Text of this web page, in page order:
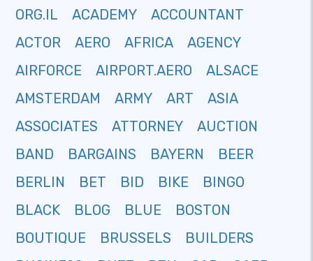
ORG.IL
ACADEMY
ACCOUNTANT
ACTOR
AERO AFRICA
AGENCY
AIRFORCE
AIRPORT.AERO
ALSACE
AMSTERDAM
ARMY ART
ASIA
ASSOCIATES
ATTORNEY
AUCTION
BAND
BARGAINS BAYERN
BEER
BERLIN
BET BID BIKE
BINGO
BLACK
BLOG BLUE
BOSTON
BOUTIQUE
BRUSSELS
BUILDERS